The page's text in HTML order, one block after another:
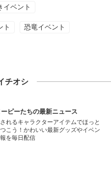
イベント
ト 恐竜イベント
チオシ
ーピーたちの最新ニュース
れるキャラクターアイテムでほっと
こう！かわいい最新グッズやイベン
報を毎日配信